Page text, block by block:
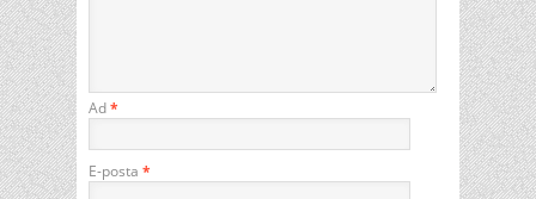
Ad*
E-posta *